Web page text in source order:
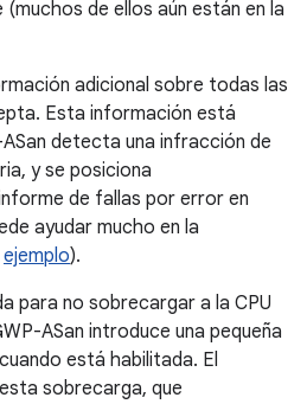
de ellos aún están en la
adicional sobre todas las
Esta información está
detecta una infracción de
y se posiciona
de fallas por error en
ayudar mucho en la
ejemplo).
para no sobrecargar a la CPU
ASan introduce una pequeña
está habilitada. El
sobrecarga, que